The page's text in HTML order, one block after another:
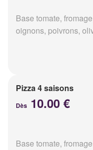
Base tomate,
oignons, poivrons,
Pizza 4 saisons
Dès 10.00 €
Base tomate,